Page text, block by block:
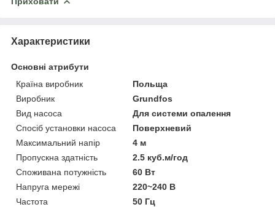
Характеристики
Основні атрибути
Країна виробник
Польща
Виробник
Grundfos
Вид насоса
Для системи опалення
Спосіб установки насоса
Поверхневий
Максимальний напір
4 м
Пропускна здатність
2.5 куб.м/год
Споживана потужність
60 Вт
Напруга мережі
220~240 В
Частота
50 Гц